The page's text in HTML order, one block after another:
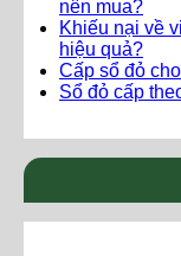
nên mua?
Khiếu nại về
hiệu quả?
Cấp sổ đỏ
Sổ đỏ cấp